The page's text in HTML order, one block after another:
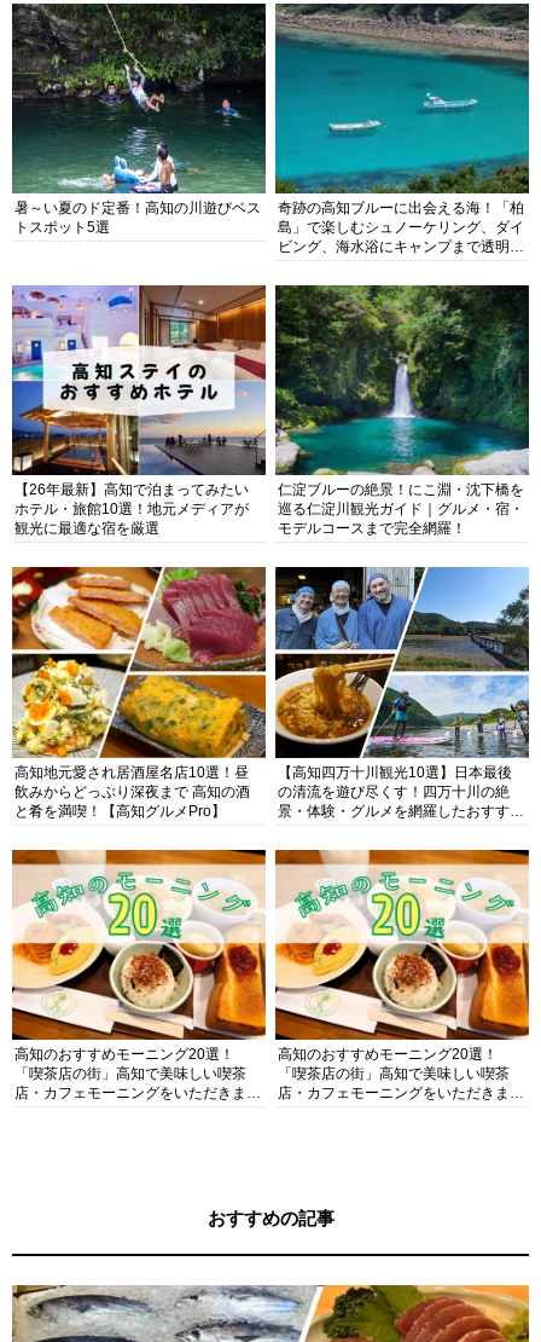
暑～い夏のド定番！高知の川遊びベス
トスポット5選
奇跡の高知ブルーに出会える海！「柏
島」で楽しむシュノーケリング、ダイ
ビング、海水浴にキャンプまで透明度
【26年最新】高知で泊まってみたい
ホテル・旅館10選！地元メディアが
観光に最適な宿を厳選
仁淀ブルーの絶景！にこ淵・沈下橋を
巡る仁淀川観光ガイド｜グルメ・宿・
モデルコースまで完全網羅！
高知地元愛され居酒屋名店10選！昼
飲みからどっぷり深夜まで 高知の酒
と肴を満喫！【高知グルメPro】
【高知四万十川観光10選】日本最後
の清流を遊び尽くす！四万十川の絶
景・体験・グルメを網羅したおすすめ
高知のおすすめモーニング20選！
「喫茶店の街」高知で美味しい喫茶
店・カフェモーニングをいただきま
高知のおすすめモーニング20選！
「喫茶店の街」高知で美味しい喫茶
店・カフェモーニングをいただきま
おすすめの記事